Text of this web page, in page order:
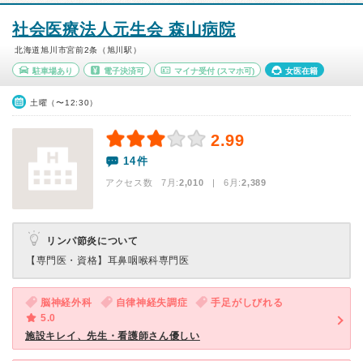
社会医療法人元生会 森山病院
北海道旭川市宮前2条（旭川駅）
駐車場あり 電子決済可 マイナ受付 (スマホ可) 女医在籍
土曜（〜12:30）
2.99
14件
アクセス数 7月:2,010 | 6月:2,389
リンパ節炎について
【専門医・資格】 耳鼻咽喉科専門医
脳神経外科 自律神経失調症
手足がしびれる
5.0
施設キレイ、先生・看護師さん優しい